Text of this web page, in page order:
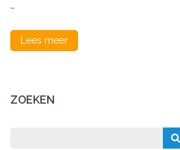
…
Lees meer
ZOEKEN